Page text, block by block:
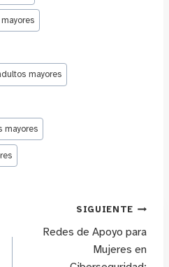
mayores
mayores
SIGUIENTE
Redes de Apoyo para
Mujeres en